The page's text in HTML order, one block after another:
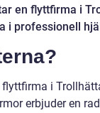
en flyttfirma i
i professionell
i
erbjuder en